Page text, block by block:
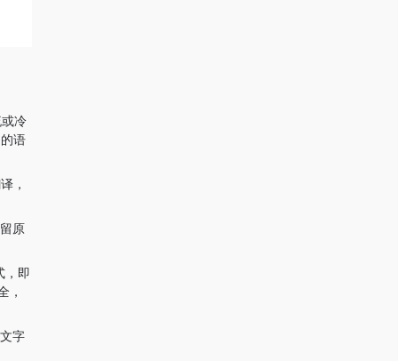
冷
语
，
原
，即
，
字